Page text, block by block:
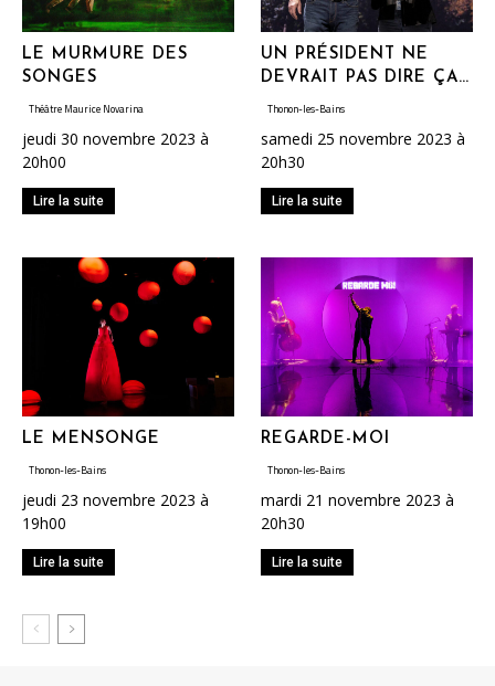
LE MURMURE DES
SONGES
Théâtre Maurice Novarina
jeudi 30 novembre 2023 à
20h00
Lire la suite
UN PRÉSIDENT NE
DEVRAIT PAS DIRE ÇA…
Thonon-les-Bains
samedi 25 novembre 2023 à
20h30
Lire la suite
LE MENSONGE
Thonon-les-Bains
jeudi 23 novembre 2023 à
19h00
Lire la suite
REGARDE-MOI
Thonon-les-Bains
mardi 21 novembre 2023 à
20h30
Lire la suite